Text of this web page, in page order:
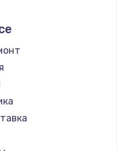
датчика